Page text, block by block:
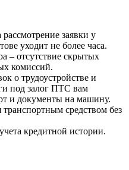
заявки у
уходит не более часа.
– отсутствие скрытых
комиссий.
о трудоустройстве и
под залог ПТС вам
и документы на машину.
средством без
кредитной истории.